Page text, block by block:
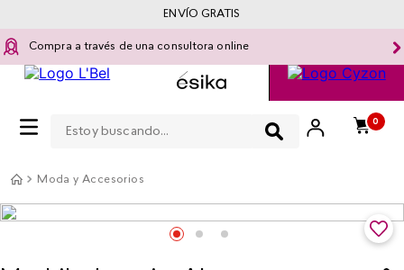
Compra a través de una consultora online
0
ENVÍO GRATIS
Moda y Accesorios